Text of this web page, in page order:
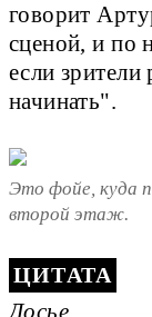
говорит
сценой, и по
если
начинать".
Это фойе, куда
второй этаж.
Досье